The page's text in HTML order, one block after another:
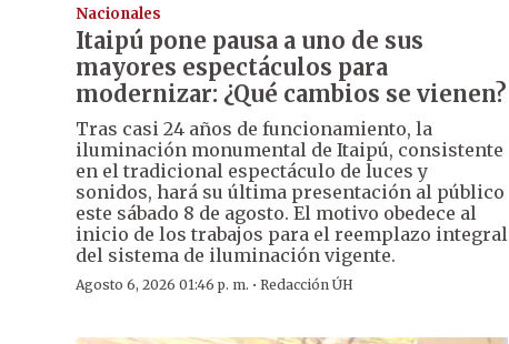
Nacionales
Itaipú pone pausa a uno de sus
mayores espectáculos para
modernizar: ¿Qué cambios se vienen?
Tras casi 24 años de funcionamiento, la
iluminación monumental de Itaipú, consistente
en el tradicional espectáculo de luces y
sonidos, hará su última presentación al público
este sábado 8 de agosto. El motivo obedece al
inicio de los trabajos para el reemplazo integral
del sistema de iluminación vigente.
Agosto 6, 2026 01:46 p. m. · Redacción ÚH